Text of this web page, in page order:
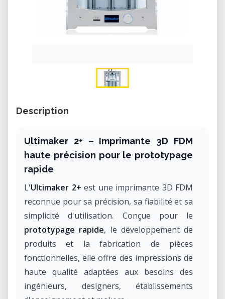
Description
Ultimaker 2+ – Imprimante 3D FDM
haute précision pour le prototypage
rapide
L'Ultimaker 2+ est une imprimante 3D FDM
reconnue pour sa précision, sa fiabilité et sa
simplicité d'utilisation. Conçue pour le
prototypage rapide, le développement de
produits et la fabrication de pièces
fonctionnelles, elle offre des impressions de
haute qualité adaptées aux besoins des
ingénieurs, designers, établissements